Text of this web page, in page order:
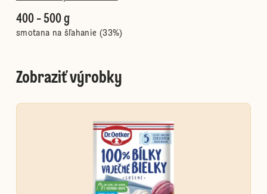
400 - 500 g
smotana na šľahanie (33%)
Zobraziť výrobky